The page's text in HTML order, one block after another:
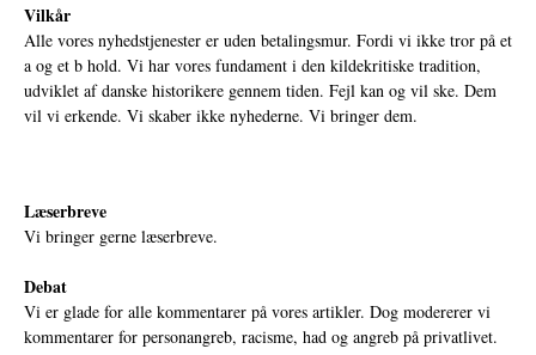
Vilkår
Alle vores nyhedstjenester er uden betalingsmur. Fordi vi ikke tror på et
a og et b hold. Vi har vores fundament i den kildekritiske tradition,
udviklet af danske historikere gennem tiden. Fejl kan og vil ske. Dem
vil vi erkende. Vi skaber ikke nyhederne. Vi bringer dem.
Læserbreve
Vi bringer gerne læserbreve.
Debat
Vi er glade for alle kommentarer på vores artikler. Dog modererer vi
kommentarer for personangreb, racisme, had og angreb på privatlivet.